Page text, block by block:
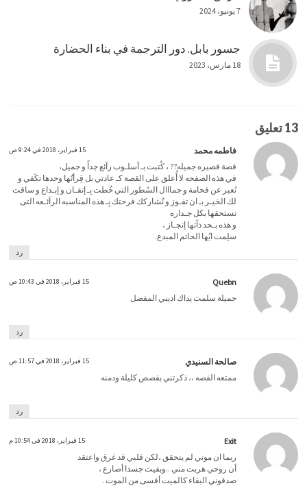
7 يونيو، 2024
جسور بابل. دور الترجمة في بناء الحضارة
18 مارس، 2023
13 تعليق
فاطمه محمد 15 فبراير، 2018 في 9:24 ص
قصة قصيره جميله?? ، كُتبت بـ أسلـوب رآئع جداً و جميل،
في هذه الصفحه لا أُعلق على القصة كـ عادتي بل قِرأتُها وحدها تكَفي و
تُعبر عن فخامة و جمااال السُطور التي خُطت بِـ إتقـان و إبـداع و ساقت
لك الخيـر بـ ان تفـوز و نُشاركك فرحتك بِـ هذه المناسبه الرآئـعه التى
تستحقها بكل جـداره
و هذه بـحد ذآتها إنجـاز ،
سلِمت ايُها الحاتم المبدع.
رد
Quebn 15 فبراير، 2018 في 10:43 ص
جميلة سلمت يداك اديبي المفضل
رد
صالحة السنيدي 15 فبراير، 2018 في 11:57 ص
ممتعه القصه ،، ذكرتني بقصص كليلة ودمنه
رد
Exit 15 فبراير، 2018 في 10:54 م
ربما ان موتي لم يتحقق ،لكن قلبي قد غرق واعتقد
أن روحي هربت مني ..وبقيت جسدا أصارع ،
صدقوني البقاء كالميت أقسى من الموت .